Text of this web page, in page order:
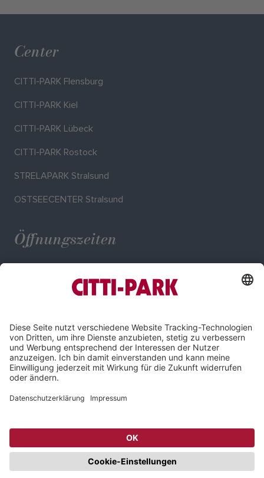
Center
CITTI-PARK Flensburg
CITTI-PARK Kiel
CITTI-PARK Lübeck
CITTI-PARK Rostock
STRELAPARK Stralsund
OSTSEECENTER Stralsund
Öffnungszeiten
Impressum
Datenschutz
Cookie-Einstellungen